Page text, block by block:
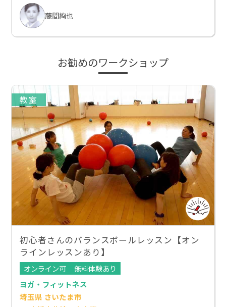
藤間絢也
お勧めのワークショップ
教室
初心者さんのバランスボールレッスン【オン
ラインレッスンあり】
オンライン可
無料体験あり
ヨガ・フィットネス
埼玉県 さいたま市